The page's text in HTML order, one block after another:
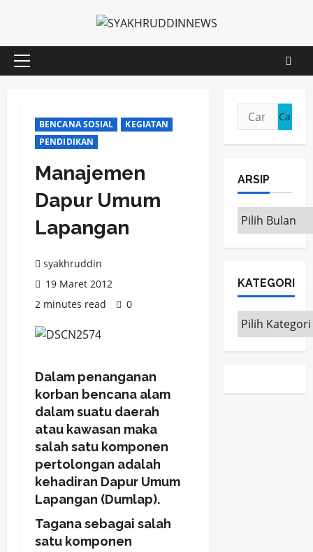
content
Primary
BENCANA SOSIAL
KEGIATAN
PENDIDIKAN
Manajemen
Dapur Umum
Lapangan
syakhruddin
19 Maret 2012
2 minutes read
0
Dalam penanganan
korban bencana alam
dalam suatu daerah
atau kawasan maka
salah satu komponen
pertolongan adalah
kehadiran Dapur Umum
Lapangan (Dumlap).
Tagana sebagai salah
satu komponen
Cari
untuk:
ARSIP
ARSIP
KATEGORI
Kategori